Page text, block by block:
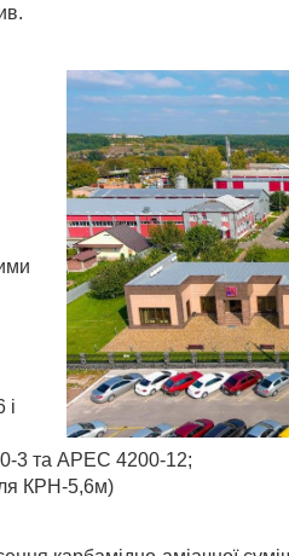
i
3 та АРЕС 4200-12;
КРН-5,6м)